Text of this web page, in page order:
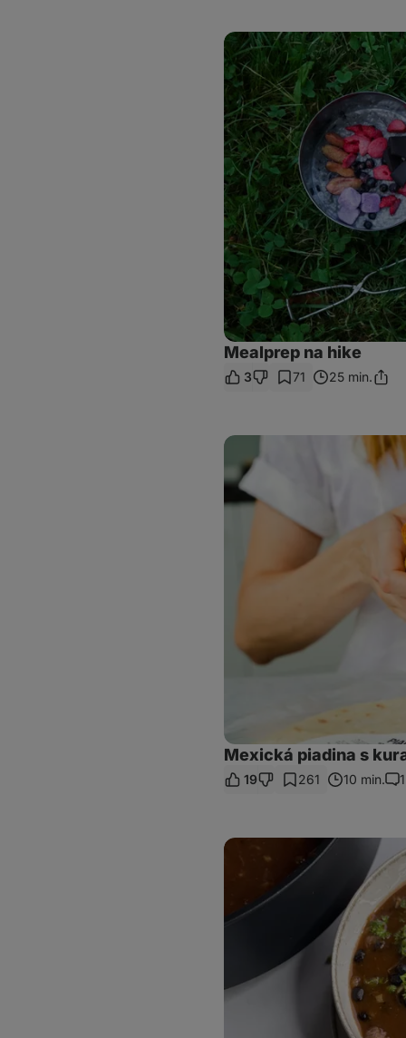
Mealprep
na
hike
Mealprep na hike
3 71 25 min.Zdieľať
Mexická
kuracím
mäsom
a
Mexická piadina s
19 261 10 min. 1
Fazuľový